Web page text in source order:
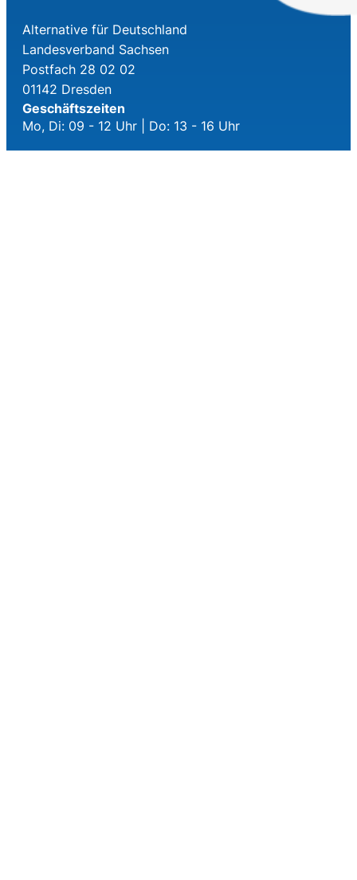
Alternative für Deutschland
Landesverband Sachsen
Postfach 28 02 02
01142 Dresden
Geschäftszeiten
Mo, Di: 09 - 12 Uhr | Do: 13 - 16 Uhr